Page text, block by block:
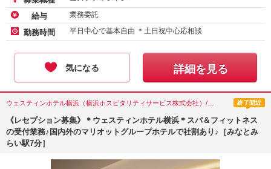
給与 業務委託
勤務時間 平日中心で基本自由 ＊土日祝中心応相談
気になる 詳細を見る
終了間近
《レセプション募集》＊ウェスティンホテル横浜＊スパ＆フィットネス
の受付業務♪国内外のマリオットグループホテルで社割あり♪［みなとみ
らい駅7分］